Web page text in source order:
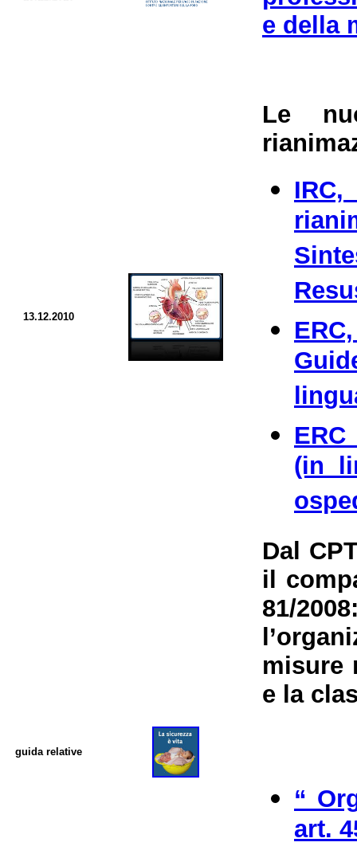
e della
13.12.2010
Le
(in
guida relative
Dal
il
81/
misure
e la
“
art.